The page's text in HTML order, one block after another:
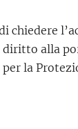
alla
la